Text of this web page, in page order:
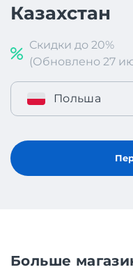
Казахстан
Скидки до 20%
(Обновлено 27
Польша
Больше